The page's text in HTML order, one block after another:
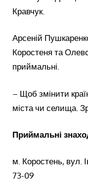
Кравчук.
Арсеній
Коростеня та
приймальні.
– Щоб змінити
міста чи селища.
Приймальні
м. Коростень, вул.
73-09